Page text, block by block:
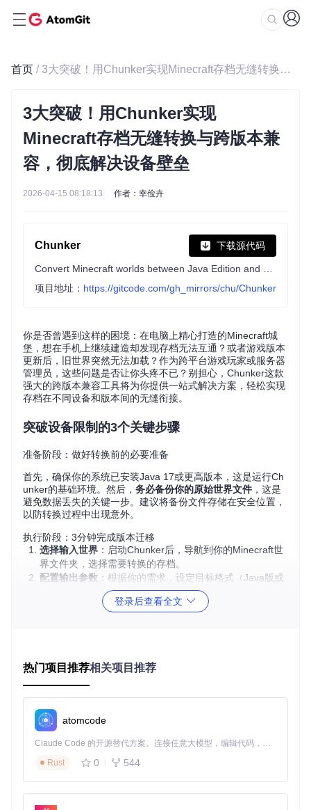
首页 / 3大突破！用Chunker实现Minecraft存档无缝转换与跨版本兼容，彻底解决设备壁垒
3大突破！用Chunker实现
Minecraft存档无缝转换与跨版本兼
容，彻底解决设备壁垒
2026-04-15 08:18:13 作者：幸俭卉
Chunker 下载源代码
项目地址： https://gitcode.com/gh_mirrors/chu/Chunker
你是否曾遇到这样的困境：在电脑上精心打造的Minecraft城
堡，想在手机上继续建造却发现存档无法互通？或者游戏版本
更新后，旧世界突然无法加载？作为跨平台游戏玩家或服务器
管理员，这些问题是否让你头疼不已？别担心，Chunker这款
强大的跨版本兼容工具将为你提供一站式解决方案，轻松实现
存档在不同设备和版本间的无缝衔接。
突破设备限制的3个关键步骤
准备阶段：做好转换前的必要准备
首先，确保你的系统已安装Java 17或更高版本，这是运行Ch
unker的基础环境。然后， 务必备份你的原始世界文件 ，这是
避免数据丢失的关键一步。建议将备份文件存储在安全位置，
以防转换过程中出现意外。
执行阶段：3分钟完成版本迁移
选择输入世界 ：启动Chunker后，导航到你的Minecraft世
界文件夹，选择需要转换的存档。
配置输出参数 ：根据你的需求，设定目标格式（Java版或
基岩版）和具体版本号。
：点击转换按钮，实时监控进度条，等待转
转换完成后，不要急于删除原始文件。先在目标版本中加载转
技术原理：存档转换的"翻译官"
Chunker就像一位精通Minecraft各种版本"语言"的翻译官。它
登录后查看全文
热门项目推荐相关项目推荐
atomcode
Claude Code 的开源替代方案。连接任意大模型，编辑代码，运行命令，自动验证 — 全自动执行。用 Rust 构建，极致性能。 ｜ An open-source alternative to Claude Code. Connect any LLM, edit code, run commands, and verify changes — autonomously. Built in Rust for speed. Get Started
Rust
0 544